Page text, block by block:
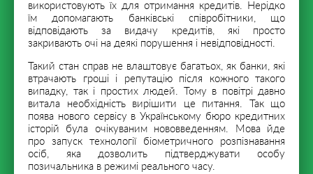
використовують їх для отримання кредитів. Нерідко
їм допомагають банківські співробітники, що
відповідають за видачу кредитів, які просто
закривають очі на деякі порушення і невідповідності.
Такий стан справ не влаштовує багатьох, як банки, які
втрачають гроші і репутацію після кожного такого
випадку, так і простих людей. Тому в повітрі давно
витала необхідність вирішити це питання. Так що
поява нового сервісу в Українському бюро кредитних
історій була очікуваним нововведенням. Мова йде
про запуск технології біометричного розпізнавання
осіб, яка дозволить підтверджувати особу
позичальника в режимі реального часу.